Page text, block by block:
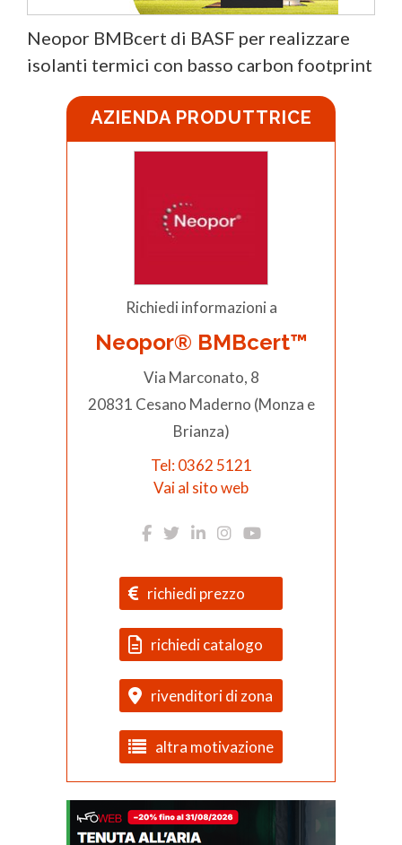
Neopor BMBcert di BASF per realizzare
isolanti termici con basso carbon footprint
AZIENDA PRODUTTRICE
Richiedi informazioni a
Neopor® BMBcert™
Via Marconato, 8
20831 Cesano Maderno (Monza e
Brianza)
Tel: 0362 5121
Vai al sito web
richiedi prezzo
richiedi catalogo
rivenditori di zona
altra motivazione